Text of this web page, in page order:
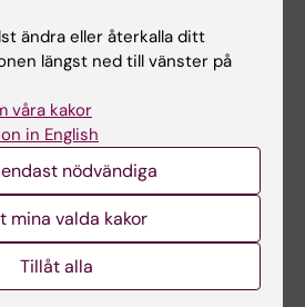
mer. För dig som vill bidra
erbjuder vi skräddarsydda
väljer vi ett
speglar dina intressen och
att nära följa
regelbunden
forskare. Dessutom får du
om forskning på våra
Development Office, så hjälper
som gör skillnad – idag och för
ändra eller återkalla ditt
längst ned till vänster på
våra kakor
in English
nödvändiga
mina valda kakor
Tillåt alla